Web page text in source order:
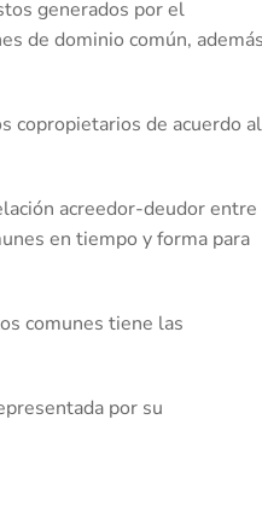
generados por el
de dominio común,
copropietarios de acuerdo al
acreedor-deudor entre
en tiempo y forma para
comunes tiene las
por su